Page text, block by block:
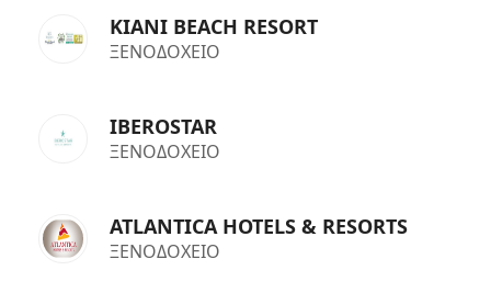
KIANI BEACH RESORT
ΞΕΝΟΔΟΧΕΙΟ
IBEROSTAR
ΞΕΝΟΔΟΧΕΙΟ
ATLANTICA HOTELS & RESORTS
ΞΕΝΟΔΟΧΕΙΟ